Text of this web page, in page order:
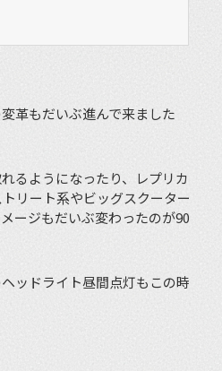
革もだいぶ進んで来ました
るようになったり、レプリカ
リート系やビッグスクーター
ージもだいぶ変わったのが90
ッドライト昼間点灯もこの時